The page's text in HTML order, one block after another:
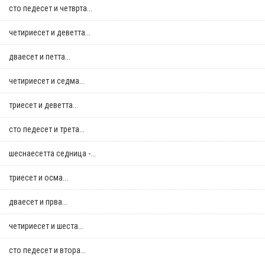
сто педесет и четврта...
четириесет и деветта...
дваесет и петта...
четириесет и седма...
триесет и деветта...
сто педесет и трета...
шеснаесетта седница -...
триесет и осма...
дваесет и прва...
четириесет и шеста...
сто педесет и втора...